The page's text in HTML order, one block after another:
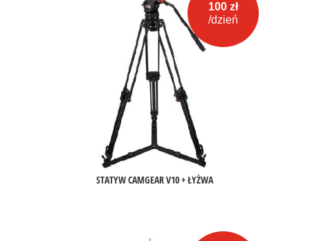
100 zł
/dzień
STATYW CAMGEAR V10 + ŁYŻWA